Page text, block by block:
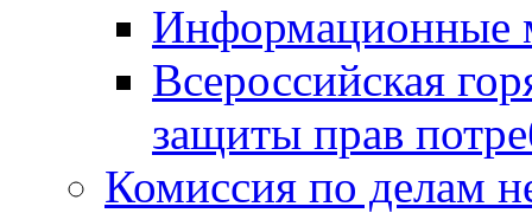
Информационные
Всероссийская
защиты прав
Комиссия по делам